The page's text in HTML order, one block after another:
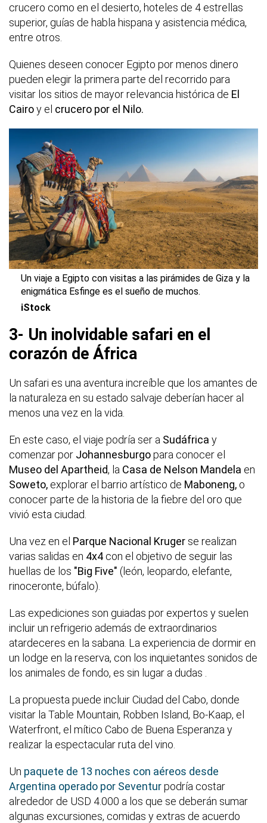
crucero como en el desierto, hoteles de 4 estrellas
superior, guías de habla hispana y asistencia médica,
entre otros.
Quienes deseen conocer Egipto por menos dinero
pueden elegir la primera parte del recorrido para
visitar los sitios de mayor relevancia histórica de El
Cairoy el crucero por el Nilo.
Un viaje a Egipto con visitas a las pirámides de Giza y la
enigmática Esfinge es el sueño de muchos.
iStock
3- Un inolvidable safari en el
corazón de África
Un safari es una aventura increíble que los amantes de
la naturaleza en su estado salvaje deberían hacer al
menos una vez en la vida.
En este caso, el viaje podría ser a Sudáfrica y
comenzar por Johannesburgopara conocer el
Museo del Apartheid, la Casa de Nelson Mandela en
Soweto, explorar el barrio artístico de Maboneng, o
conocer parte de la historia de la fiebre del oro que
vivió esta ciudad.
Una vez en el Parque Nacional Kruger se realizan
varias salidas en 4x4 con el objetivo de seguir las
huellas de los "Big Five" (león, leopardo, elefante,
rinoceronte, búfalo).
Las expediciones son guiadas por expertos y suelen
incluir un refrigerio además de extraordinarios
atardeceres en la sabana. La experiencia de dormir en
un lodge en la reserva, con los inquietantes sonidos de
los animales de fondo, es sin lugar a dudas .
La propuesta puede incluir Ciudad del Cabo, donde
visitar la Table Mountain, Robben Island, Bo-Kaap, el
Waterfront, el mítico Cabo de Buena Esperanza y
realizar la espectacular ruta del vino.
Un paquete de 13 noches con aéreos desde
Argentina operado por Seventurpodría costar
alrededor de USD 4.000 a los que se deberán sumar
algunas excursiones, comidas y extras de acuerdo